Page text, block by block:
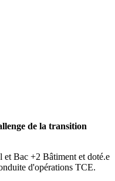
de la transition
et Bac +2 Bâtiment et doté.e
d'opérations TCE.